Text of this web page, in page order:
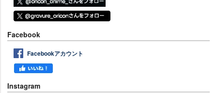
Facebook
Facebookアカウント
Instagram